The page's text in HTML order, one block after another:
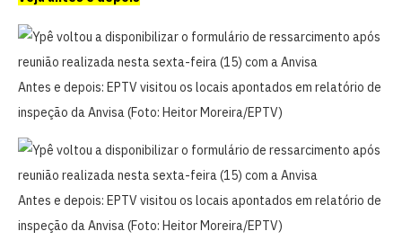
Antes e depois: EPTV visitou os locais apontados em relatório de
inspeção da Anvisa (Foto: Heitor Moreira/EPTV)
Antes e depois: EPTV visitou os locais apontados em relatório de
inspeção da Anvisa (Foto: Heitor Moreira/EPTV)